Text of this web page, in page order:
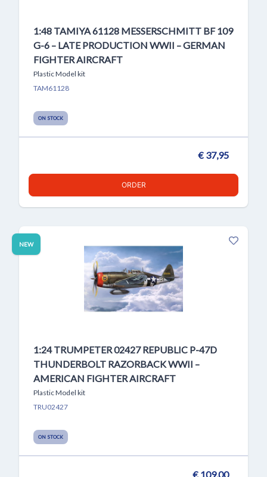
1:48 TAMIYA 61128 MESSERSCHMITT BF 109
G-6 – LATE PRODUCTION WWII – GERMAN
FIGHTER AIRCRAFT
Plastic Model kit
TAM61128
ON STOCK
€ 37,95
ORDER
NEW
1:24 TRUMPETER 02427 REPUBLIC P-47D
THUNDERBOLT RAZORBACK WWII –
AMERICAN FIGHTER AIRCRAFT
Plastic Model kit
TRU02427
ON STOCK
€ 109,00